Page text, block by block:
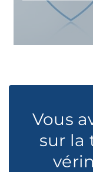
Vous
sur la